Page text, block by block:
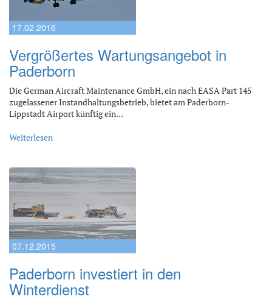
17.02.2016
Vergrößertes Wartungsangebot in
Paderborn
Die German Aircraft Maintenance GmbH, ein nach EASA Part 145
zugelassener Instandhaltungsbetrieb, bietet am Paderborn-
Lippstadt Airport künftig ein…
Weiterlesen
07.12.2015
Paderborn investiert in den
Winterdienst